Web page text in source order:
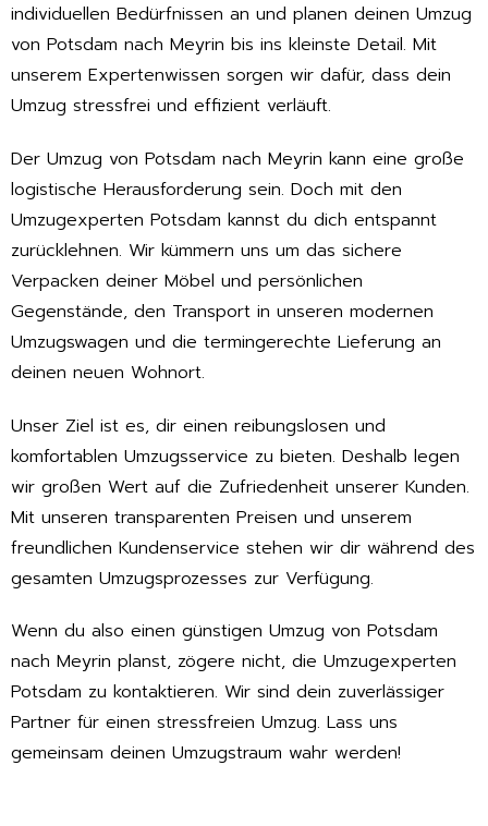
individuellen Bedürfnissen an und planen deinen Umzug
von Potsdam nach Meyrin bis ins kleinste Detail. Mit
unserem Expertenwissen sorgen wir dafür, dass dein
Umzug stressfrei und effizient verläuft.
Der Umzug von Potsdam nach Meyrin kann eine große
logistische Herausforderung sein. Doch mit den
Umzugexperten Potsdam kannst du dich entspannt
zurücklehnen. Wir kümmern uns um das sichere
Verpacken deiner Möbel und persönlichen
Gegenstände, den Transport in unseren modernen
Umzugswagen und die termingerechte Lieferung an
deinen neuen Wohnort.
Unser Ziel ist es, dir einen reibungslosen und
komfortablen Umzugsservice zu bieten. Deshalb legen
wir großen Wert auf die Zufriedenheit unserer Kunden.
Mit unseren transparenten Preisen und unserem
freundlichen Kundenservice stehen wir dir während des
gesamten Umzugsprozesses zur Verfügung.
Wenn du also einen günstigen Umzug von Potsdam
nach Meyrin planst, zögere nicht, die Umzugexperten
Potsdam zu kontaktieren. Wir sind dein zuverlässiger
Partner für einen stressfreien Umzug. Lass uns
gemeinsam deinen Umzugstraum wahr werden!